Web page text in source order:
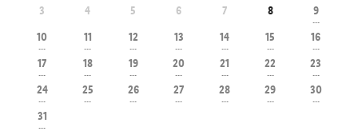
3
4 5 6 7 8 9
---
10
---
11
---
12
---
13
---
14
---
15
---
16
---
17
---
18
---
19
---
20
---
21
---
22
---
23
---
24
---
25
---
26
---
27
---
28
---
29
---
30
---
31
---